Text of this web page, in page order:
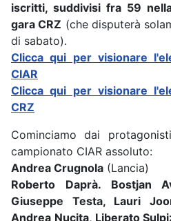
iscritti, suddivisi fra 59
gara CRZ (che disputerà
di sabato).
Clicca qui per visionare
CIAR
Clicca qui per visionare
CRZ
Cominciamo dai
campionato CIAR assoluto:
Andrea Crugnola (Lancia)
Roberto Daprà. Bostjan
Giuseppe Testa, Lauri
Andrea Nucita, Liberato